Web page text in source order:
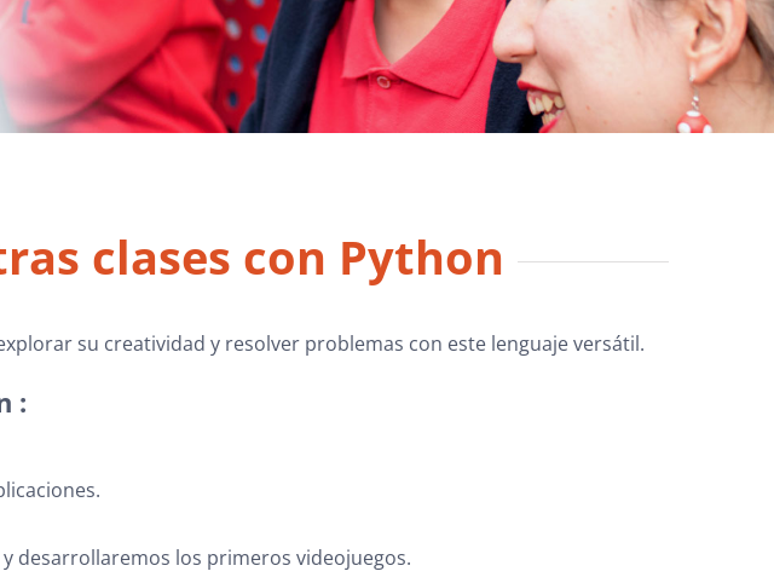
clases con Python
su creatividad y resolver problemas con este lenguaje versátil.
:
desarrollaremos los primeros videojuegos.